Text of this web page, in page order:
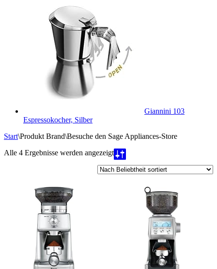
Giannini 103
Espressokocher, Silber
Start\Produkt Brand\Besuche den Sage Appliances-Store
Alle 4 Ergebnisse werden angezeigtNach
Beliebtheit
sortiert